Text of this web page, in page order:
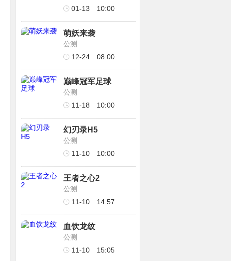
01-13 10:00
萌妖来袭
公测
12-24 08:00
巅峰冠军足球
公测
11-18 10:00
幻刃录H5
公测
11-10 10:00
王者之心2
公测
11-10 14:57
血饮龙纹
公测
11-10 15:05